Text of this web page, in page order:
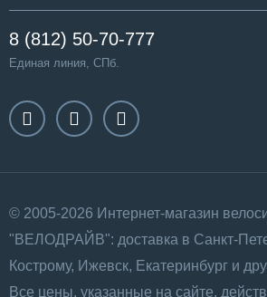
8 (812) 50-70-777
Единая линия, СПб.
© 2005-2026 Интернет-магазин
"ВЕЛОДРАЙВ": доставка в Санкт-
Кострому, Ижевск, Екатеринбург и
Все цены, указанные на сайте,